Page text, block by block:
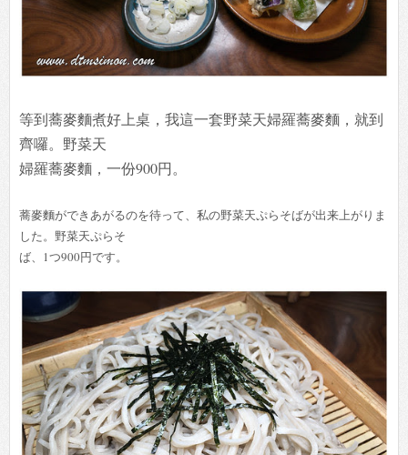
等到蕎麥麵煮好上桌，我這一套野菜天婦羅蕎麥麵，就到
齊囉。野菜天
婦羅蕎麥麵，一份900円。
蕎麥麵ができあがるのを待って、私の野菜天ぷらそばが出来上がりま
した。野菜天ぷらそ
ば、1つ900円です。